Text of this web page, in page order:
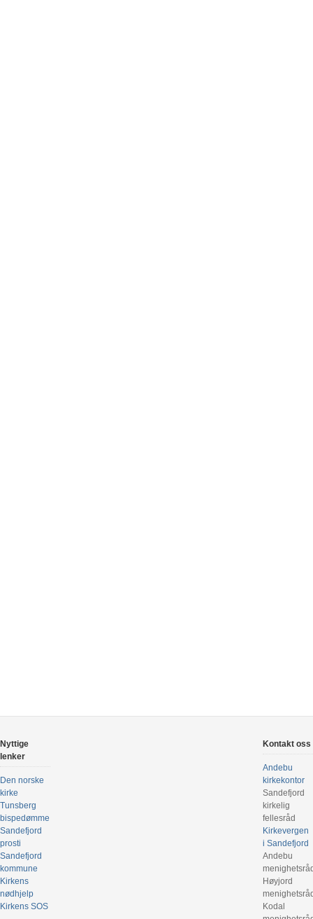
Nyttige
lenker
Den norske
kirke
Tunsberg
bispedømme
Sandefjord
prosti
Sandefjord
kommune
Kirkens
nødhjelp
Kirkens SOS
Kontakt oss
Andebu
kirkekontor
Sandefjord
kirkelig
fellesråd
Kirkevergen
i Sandefjord
Andebu
Høyjord
Kodal